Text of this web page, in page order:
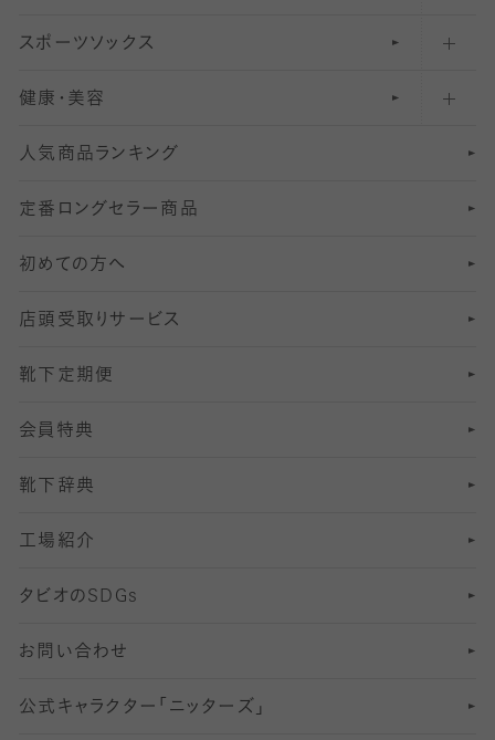
ハイソックス
オーバーニー・ニーハイソックス
81 〜110デニールタイツ
111〜210デニールタイツ
211デニールタイツ以上（防寒・厚手タイツ）
マタニティレギンス
5 分丈
6 分丈レギンス
7 分丈 レギンス
8分丈 レギンス
10分丈 レギンス
12分丈レギンス
13分丈レギンス
結婚式用ストッキング
美脚ストッキング
オールスルーストッキング
匠シリーズ
フレッシャーズ向けソックス・靴下
冠婚葬祭向けソックス・靴下
スーツカジュアルソックス・靴下
ロングホーズ
スポーツソックス
ランニングソックス・靴下
ゴルフソックス・靴下
サッカー・フットサル用ソックス
ヨガソックス・靴下
スポーツ用レッグウォーマー
SS サイズ（21～23cm）
Sサイズ（22～25cm）
Mサイズ（25～27cm）
Lサイズ（27～29cm）
健康・美容
インナーソックス
加圧・着圧ソックス
冷えとり靴下
着圧・加圧タイツ
むくみ対策
足の疲れ対策
足の臭い対策
冷え対策
靴ずれ対策
快適な睡眠対策
人気商品ランキング
定番ロングセラー商品
初めての方へ
店頭受取りサービス
靴下定期便
会員特典
靴下辞典
工場紹介
タビオのSDGs
お問い合わせ
公式キャラクター「ニッターズ」